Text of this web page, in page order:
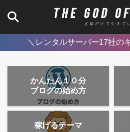
＼レンタルサーバー17社の
かんたん１０分
ブログの始め方
稼げるテーマ